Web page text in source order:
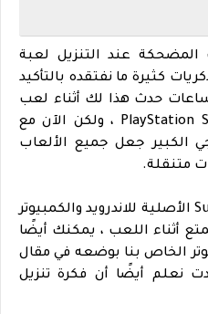
عند التنزيل لعبة
كثيرة ما نفتقده بالتأكيد
حدث هذا لك أثناء لعب
ماريو القديم الأصلي في PlayStation Sega ، ولكن الآن مع
الكبير جعل جميع الألعاب
متنقلة.
يمكنك تنزيل لعبة Super Mario الأصلية للاندرويد والكمبيوتر
أثناء اللعب ، يمكنك أيضًا
الخاص بنا بوضعه في مقال
نعلم أيضًا أن فكرة تنزيل